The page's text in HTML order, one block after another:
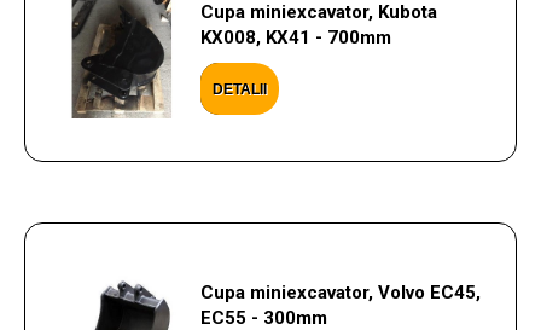
Cupa miniexcavator, Kubota
KX008, KX41 - 700mm
DETALII
Cupa miniexcavator, Volvo EC45,
EC55 - 300mm